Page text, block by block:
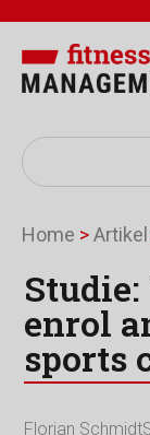
Home >Artikel
enrol
sports
Florian Schmidt